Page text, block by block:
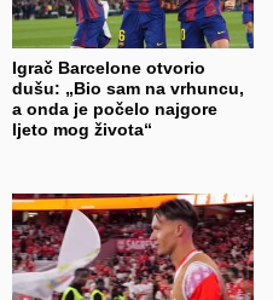
Igrač Barcelone otvorio
dušu: „Bio sam na vrhuncu,
a onda je počelo najgore
ljeto mog života“